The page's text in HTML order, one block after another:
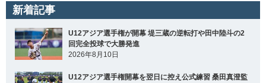
新着記事
U12アジア選手権が開幕 堤三蔵の逆転打や田中陸斗の2
回完全投球で大勝発進
2026年8月10日
U12アジア選手権開幕を翌日に控え公式練習 桑田真澄監